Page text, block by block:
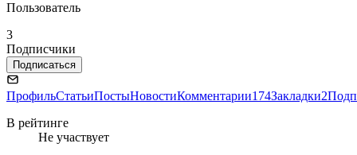
Пользователь
3
Подписчики
Подписаться
ПрофильСтатьиПостыНовостиКомментарии174Закладки2
В рейтинге
Не участвует